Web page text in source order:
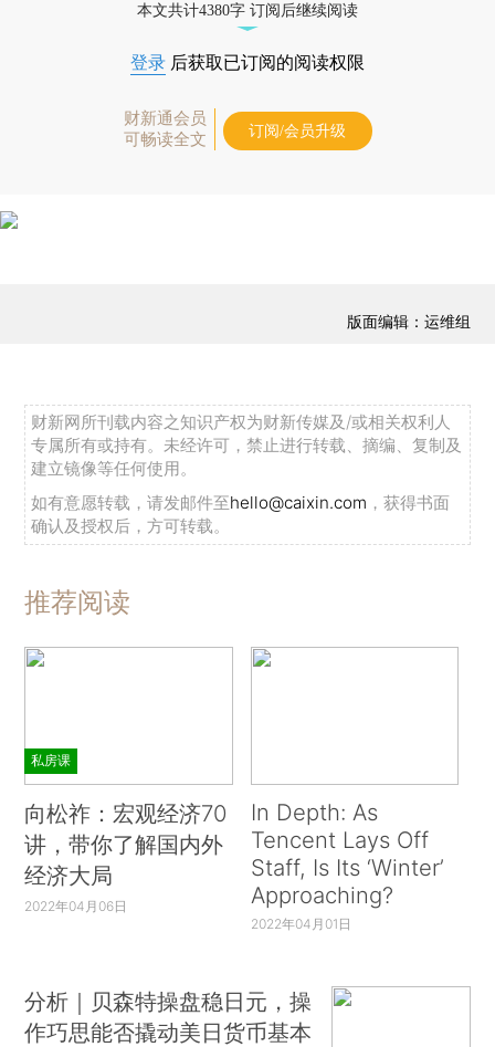
本文共计4380字 订阅后继续阅读
登录 后获取已订阅的阅读权限
财新通会员
可畅读全文
订阅/会员升级
版面编辑：运维组
财新网所刊载内容之知识产权为财新传媒及/或相关权利人
专属所有或持有。未经许可，禁止进行转载、摘编、复制及
建立镜像等任何使用。
如有意愿转载，请发邮件至hello@caixin.com ，获得书面
确认及授权后，方可转载。
推荐阅读
私房课
向松祚：宏观经济70
讲，带你了解国内外
经济大局
2022年04月06日
In Depth: As
Tencent Lays Off
Staff, Is Its ‘Winter’
Approaching?
2022年04月01日
分析｜贝森特操盘稳日元，操
作巧思能否撬动美日货币基本